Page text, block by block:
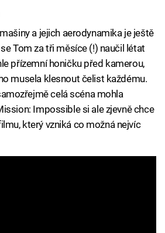
a jejich aerodynamika je ještě
Tom za tři měsíce (!) naučil létat
přízemní honičku před kamerou,
musela klesnout čelist každému.
celá scéna mohla
Impossible si ale zjevně chce
který vzniká co možná nejvíc